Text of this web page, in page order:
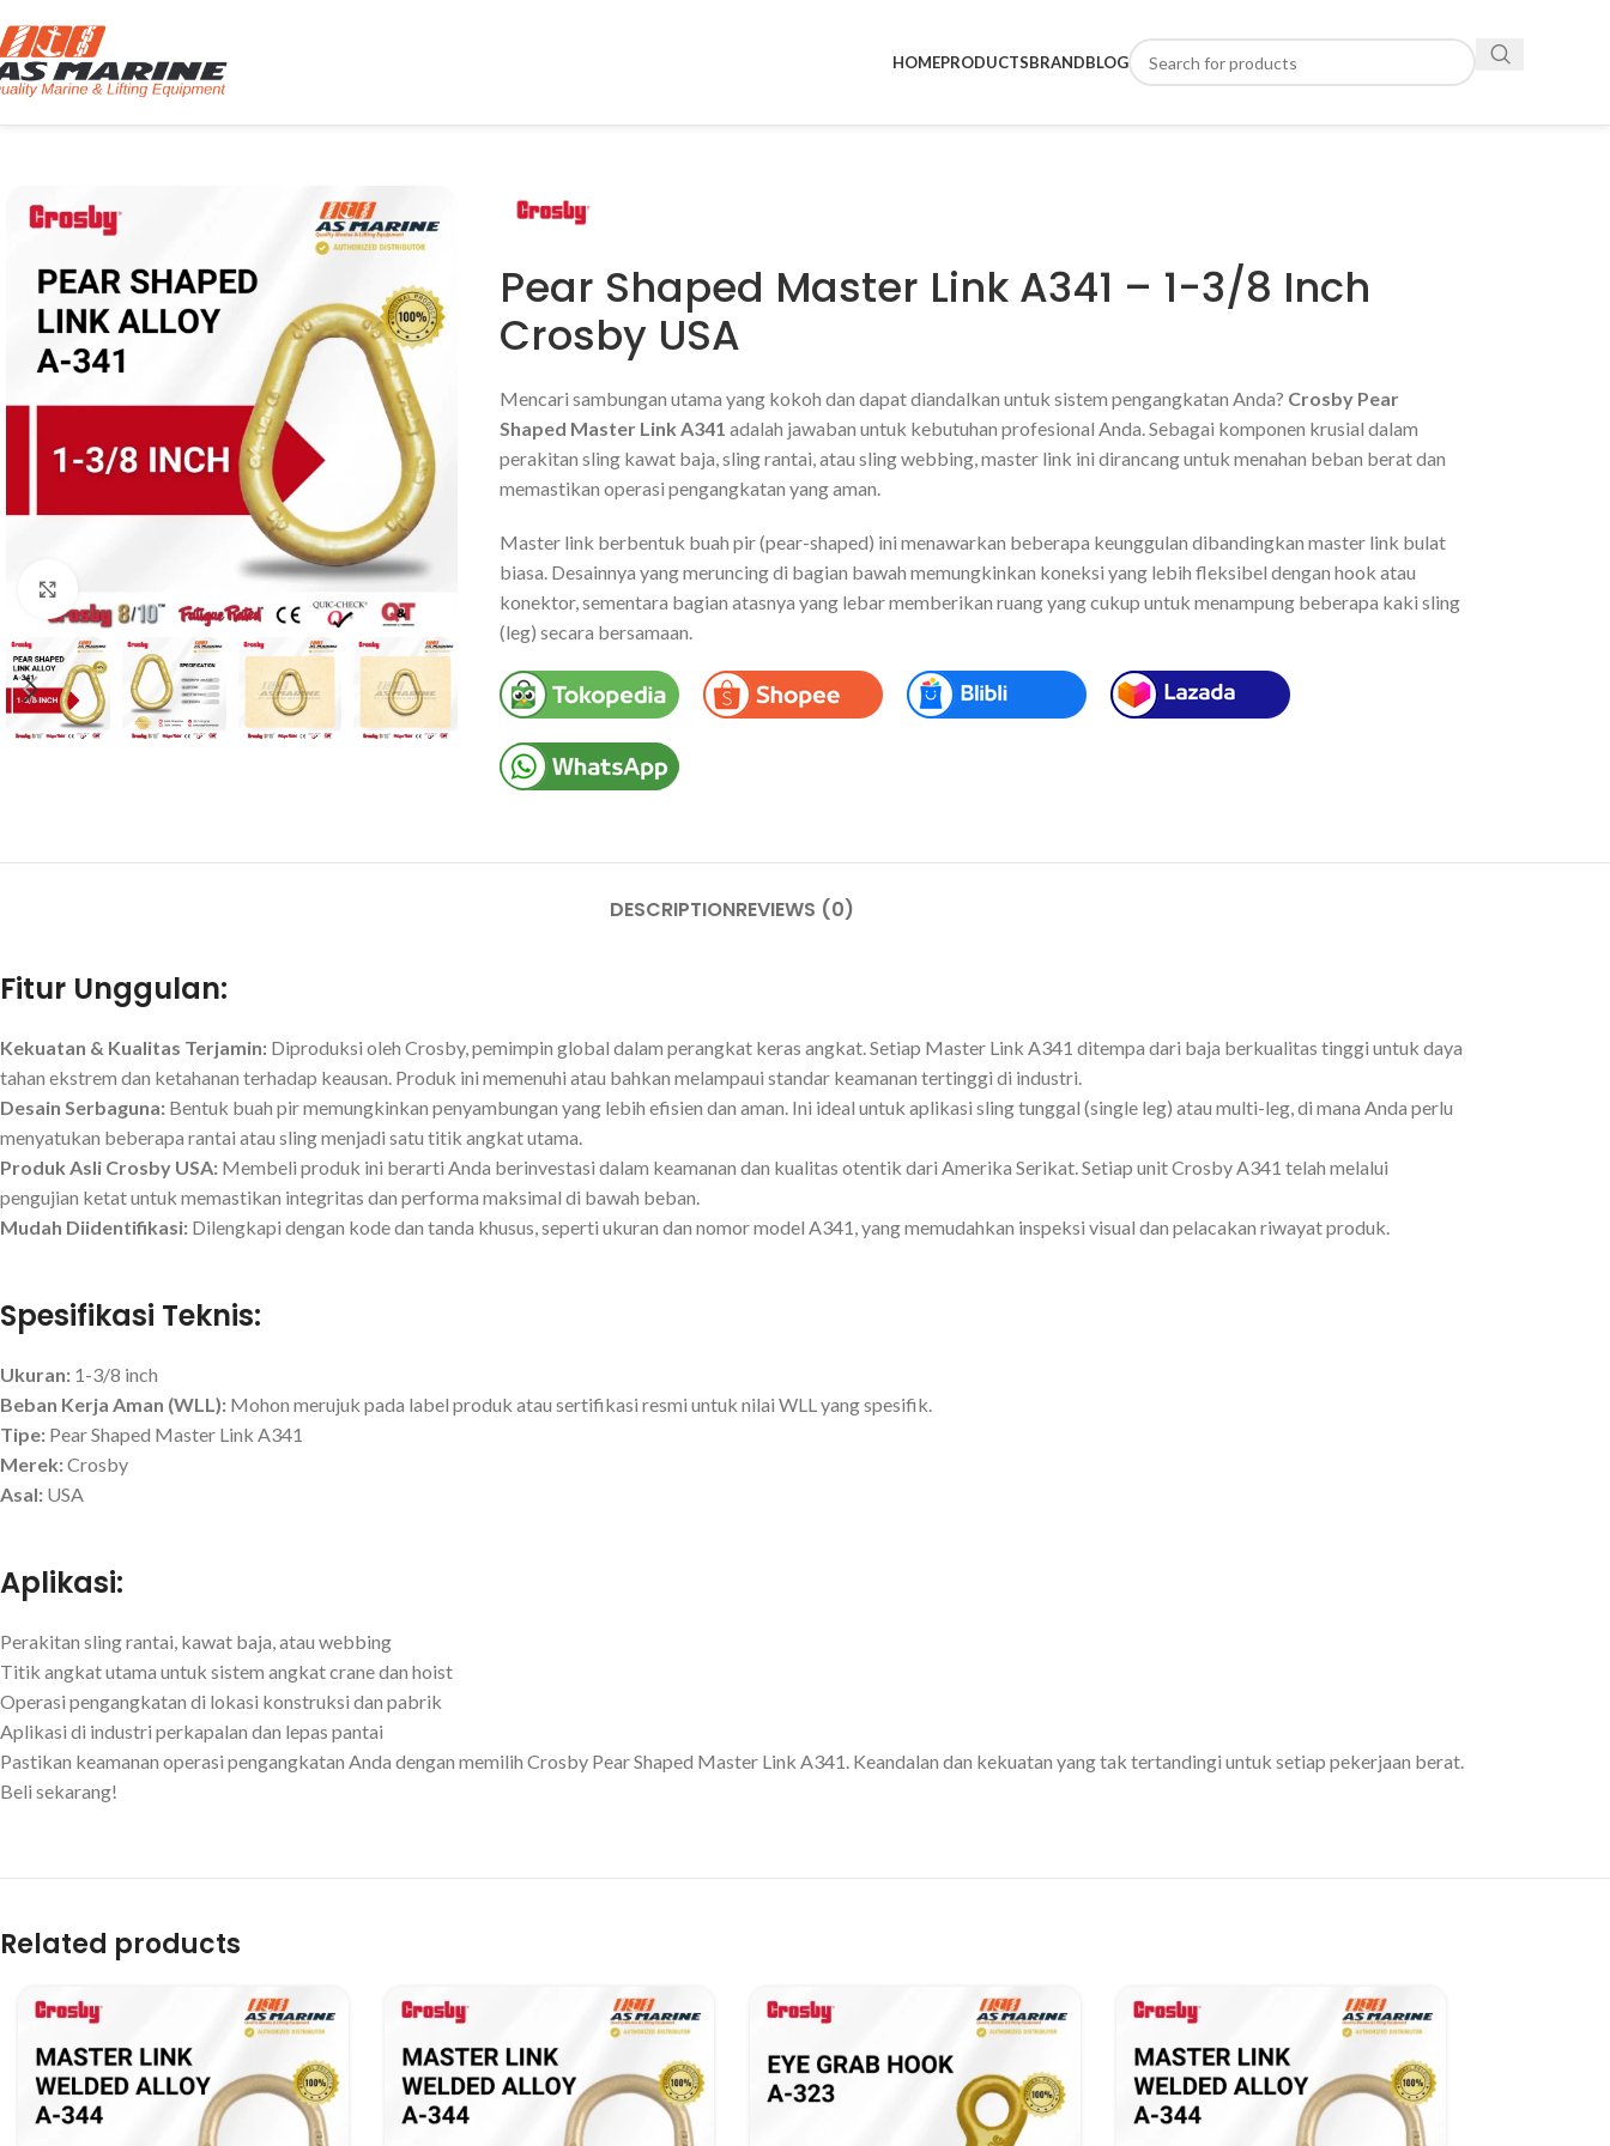
HOMEPRODUCTSBRANDBLOG
Pear Shaped Master Link A341 – 1-3/8 Inch
Crosby USA
Mencari sambungan utama yang kokoh dan dapat diandalkan untuk sistem pengangkatan Anda? Crosby Pear
Shaped Master Link A341 adalah jawaban untuk kebutuhan profesional Anda. Sebagai komponen krusial dalam
perakitan sling kawat baja, sling rantai, atau sling webbing, master link ini dirancang untuk menahan beban berat dan
memastikan operasi pengangkatan yang aman.
Master link berbentuk buah pir (pear-shaped) ini menawarkan beberapa keunggulan dibandingkan master link bulat
biasa. Desainnya yang meruncing di bagian bawah memungkinkan koneksi yang lebih fleksibel dengan hook atau
konektor, sementara bagian atasnya yang lebar memberikan ruang yang cukup untuk menampung beberapa kaki sling
(leg) secara bersamaan.
DESCRIPTIONREVIEWS (0)
Fitur Unggulan:
Kekuatan & Kualitas Terjamin: Diproduksi oleh Crosby, pemimpin global dalam perangkat keras angkat. Setiap Master Link A341 ditempa dari baja berkualitas tinggi untuk daya
tahan ekstrem dan ketahanan terhadap keausan. Produk ini memenuhi atau bahkan melampaui standar keamanan tertinggi di industri.
Desain Serbaguna: Bentuk buah pir memungkinkan penyambungan yang lebih efisien dan aman. Ini ideal untuk aplikasi sling tunggal (single leg) atau multi-leg, di mana Anda perlu
menyatukan beberapa rantai atau sling menjadi satu titik angkat utama.
Produk Asli Crosby USA: Membeli produk ini berarti Anda berinvestasi dalam keamanan dan kualitas otentik dari Amerika Serikat. Setiap unit Crosby A341 telah melalui
pengujian ketat untuk memastikan integritas dan performa maksimal di bawah beban.
Mudah Diidentifikasi: Dilengkapi dengan kode dan tanda khusus, seperti ukuran dan nomor model A341, yang memudahkan inspeksi visual dan pelacakan riwayat produk.
Spesifikasi Teknis:
Ukuran: 1-3/8 inch
Beban Kerja Aman (WLL): Mohon merujuk pada label produk atau sertifikasi resmi untuk nilai WLL yang spesifik.
Tipe: Pear Shaped Master Link A341
Merek:Crosby
Asal: USA
Aplikasi:
Perakitan sling rantai, kawat baja, atau webbing
Titik angkat utama untuk sistem angkat crane dan hoist
Operasi pengangkatan di lokasi konstruksi dan pabrik
Aplikasi di industri perkapalan dan lepas pantai
Pastikan keamanan operasi pengangkatan Anda dengan memilih Crosby Pear Shaped Master Link A341. Keandalan dan kekuatan yang tak tertandingi untuk setiap pekerjaan berat.
Beli sekarang!
Related products